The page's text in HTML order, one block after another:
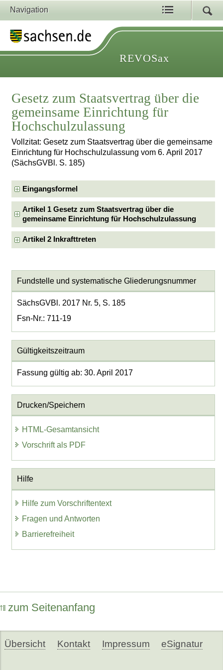
Navigation
REVOSax
Gesetz zum Staatsvertrag über die
gemeinsame Einrichtung für
Hochschulzulassung
Vollzitat: Gesetz zum Staatsvertrag über die gemeinsame
Einrichtung für Hochschulzulassung vom 6. April 2017
(SächsGVBl. S. 185)
Eingangsformel
Artikel 1 Gesetz zum Staatsvertrag über die
gemeinsame Einrichtung für Hochschulzulassung
Artikel 2 Inkrafttreten
Fundstelle und systematische Gliederungsnummer
SächsGVBl. 2017 Nr. 5, S. 185
Fsn-Nr.: 711-19
Gültigkeitszeitraum
Fassung gültig ab: 30. April 2017
Drucken/Speichern
HTML-Gesamtansicht
Vorschrift als PDF
Hilfe
Hilfe zum Vorschriftentext
Fragen und Antworten
Barrierefreiheit
zum Seitenanfang
Übersicht Kontakt Impressum eSignatur